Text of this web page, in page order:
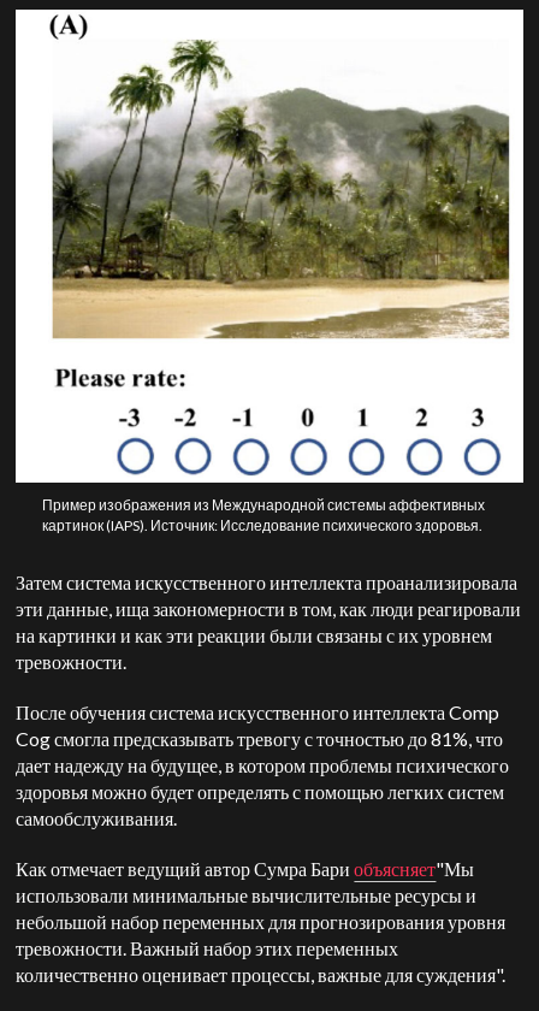
Пример изображения из Международной системы аффективных
картинок (IAPS). Источник: Исследование психического здоровья.
Затем система искусственного интеллекта проанализировала
эти данные, ища закономерности в том, как люди реагировали
на картинки и как эти реакции были связаны с их уровнем
тревожности.
После обучения система искусственного интеллекта Comp
Cog смогла предсказывать тревогу с точностью до 81%, что
дает надежду на будущее, в котором проблемы психического
здоровья можно будет определять с помощью легких систем
самообслуживания.
Как отмечает ведущий автор Сумра Бариобъясняет"Мы
использовали минимальные вычислительные ресурсы и
небольшой набор переменных для прогнозирования уровня
тревожности. Важный набор этих переменных
количественно оценивает процессы, важные для суждения".